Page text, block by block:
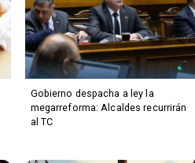
Gobierno despacha a ley la
megarreforma: Alcaldes recurrirán
al TC